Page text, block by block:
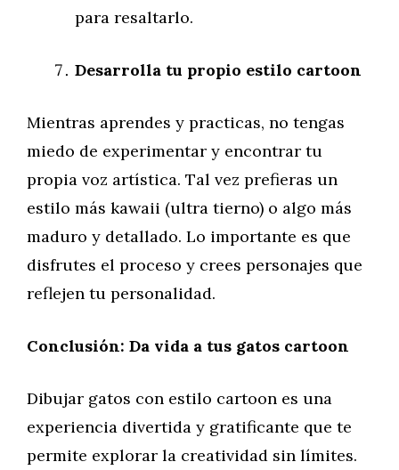
para resaltarlo.
Desarrolla tu propio estilo cartoon
Mientras aprendes y practicas, no tengas
miedo de experimentar y encontrar tu
propia voz artística. Tal vez prefieras un
estilo más kawaii (ultra tierno) o algo más
maduro y detallado. Lo importante es que
disfrutes el proceso y crees personajes que
reflejen tu personalidad.
Conclusión: Da vida a tus gatos cartoon
Dibujar gatos con estilo cartoon es una
experiencia divertida y gratificante que te
permite explorar la creatividad sin límites.